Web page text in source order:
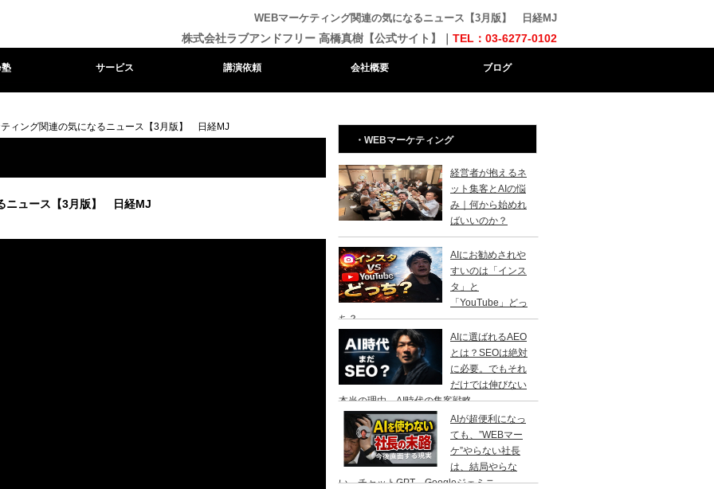
WEBマーケティング関連の気になるニュース【3月版】 日経MJ
株式会社ラブアンドフリー 高橋真樹【公式サイト】｜ TEL：03-6277-0102
塾 サービス 講演依頼 会社概要 ブログ
ィング関連の気になるニュース【3月版】 日経MJ
ニュース【3月版】 日経MJ
・WEBマーケティング
経営者が抱えるネ
ット集客とAIの悩
み｜何から始めれ
ばいいのか？
AIにお勧めされや
すいのは「インス
タ」と
「YouTube」どっ
ち？
AIに選ばれるAEO
とは？SEOは絶対
に必要。でもそれ
だけでは伸びない
本当の理由、AI時代の集客戦略
AIが超便利になっ
ても、”WEBマー
ケ”やらない社長
は、結局やらな
い。チャットGPT、Googleジェミニ